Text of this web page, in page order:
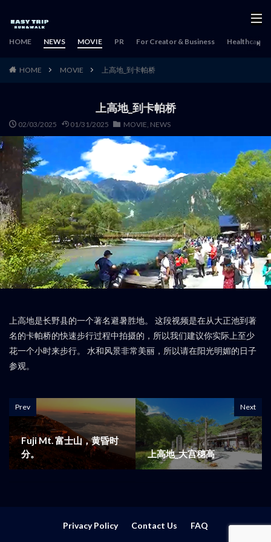
HOME NEWS MOVIE PR For Creator & Business Healthcare
HOME MOVIE 上高地_到卡帕桥
上高地_到卡帕桥
02/03/2025 01/31/2025 MOVIE, NEWS
上高地是长野县的一个著名避暑胜地。 这段视频是在从大正池到著
名的卡帕桥的快速步行过程中拍摄的，所以我们建议你实际上至少
花一个小时来步行。 水和风景非常美丽，所以请在阳光明媚的日子
参观。
Prev
Fuji Mt. 富士山，黄昏时
分。
Next
上高地_大宫穗高
Privacy Policy Contact Us FAQ